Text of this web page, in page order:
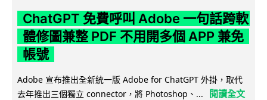
ChatGPT 免費呼叫 Adobe 一句話跨軟
體修圖兼整 PDF 不用開多個 APP 兼免
帳號
Adobe 宣布推出全新統一版 Adobe for ChatGPT 外掛，取代
去年推出三個獨立 connector，將 Photoshop、...
閱讀全文